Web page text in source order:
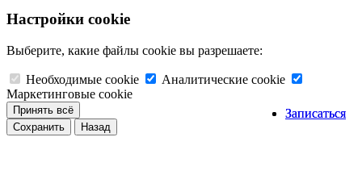
Записаться
Записаться
Настройки cookie
Выберите, какие файлы cookie вы разрешаете:
Необходимые cookie
Аналитические cookie
Маркетинговые cookie
Принять всё
Сохранить
Назад